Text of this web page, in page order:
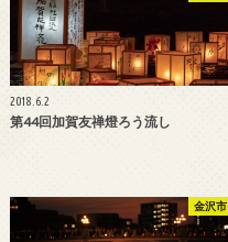
2018.6.2
第44回加賀友禅燈ろう流し
金沢市